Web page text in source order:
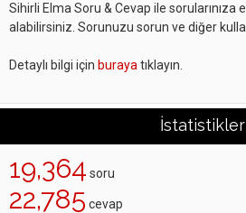
Sihirli Elma Soru & Cevap ile sorularınıza
alabilirsiniz. Sorunuzu sorun ve diğer
Detaylı bilgi için buraya tıklayın.
İstatistikler
19,364 soru
22,785 cevap